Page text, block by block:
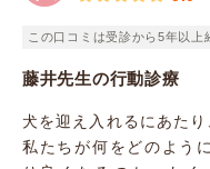
この口コミは受診から5年以上
藤井先生の行動診療
犬を迎え入れるにあたり
私たちが何をどのよう